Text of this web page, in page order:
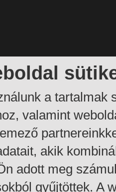
a tartalmak
valamint
akik
adott meg
gyűjtöttek. A